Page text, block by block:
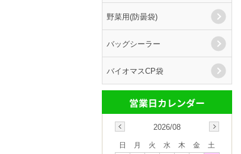
野菜用(防曇袋)
バッグシーラー
バイオマスCP袋
2026/08
日 月 火 水 木 金
土